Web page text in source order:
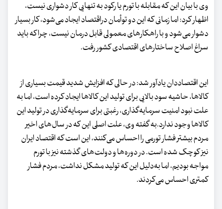
وی با بیان این که مقابله با تورم یا رکود به تنهایی کار دشواری نیست،
اظهار کرد: اما زمانی که این دو توأمان دراقتصاد ایجاد می‌شود، کار بسیار
دشوار می‌شود و با راهکارهای معمولی قابل درمان نیست، چرا که باید
سراغ اصلاح ساختارهای اقتصادی کشور رفت.
این اقتصاددان یادآور شد: در حالی که افزایش شدید قیمت بسیاری از
کالاها، حاشیه سود بالایی برای تولید این کالاها ایجاد کرده است، اما به
علت نبود امنیت سرمایه‌گذاری، رغبتی برای سرمایه‌گذاری در تولید این
کالاها وجود ندارد.به‌ گفته وی، علت اصلی این که در سال‌های اخیر
مردم بیشتر فشار تورمی را احساس می‌کنند، این است که اقتصاد ایران
نیز کوچک شده است. در دوره‌ها و دولت‌های گذشته نیز با تورم
مواجه بودیم، اما به‌دلیل این که تولید مشکل نداشت، مردم فشار
کمتری احساس می‌کردند.